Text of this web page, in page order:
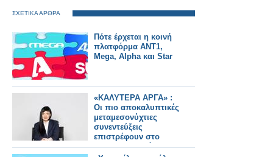
ΣΧΕΤΙΚΑ ΑΡΘΡΑ
Πότε έρχεται η κοινή
πλατφόρμα ΑΝΤ1,
Mega, Alpha και Star
«ΚΑΛΥΤΕΡΑ ΑΡΓΑ» :
Oι πιο αποκαλυπτικές
μεταμεσονύχτιες
συνεντεύξεις
επιστρέφουν στο
ACTION 24 - Πότε